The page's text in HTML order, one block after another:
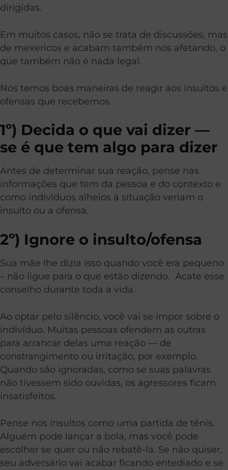
dirigidas.
Em muitos casos, não se trata de discussões, mas
de mexericos e acabam também nos afetando, o
que também não é nada legal.
Nós temos boas maneiras de reagir aos insultos e
ofensas que recebemos.
1º) Decida o que vai dizer —
se é que tem algo para dizer
Antes de determinar sua reação, pense nas
informações que tem da pessoa e do contexto e
como indivíduos alheios à situação veriam o
insulto ou a ofensa.
2º) Ignore o insulto/ofensa
Sua mãe lhe dizia isso quando você era pequeno
– não ligue para o que estão dizendo. Acate esse
conselho durante toda a vida.
Ao optar pelo silêncio, você vai se impor sobre o
indivíduo. Muitas pessoas ofendem as outras
para arrancar delas uma reação — de
constrangimento ou irritação, por exemplo.
Quando são ignoradas, como se suas palavras
não tivessem sido ouvidas, os agressores ficam
insatisfeitos.
Pense nos insultos como uma partida de tênis.
Alguém pode lançar a bola, mas você pode
escolher se quer ou não rebatê-la. Se não quiser,
seu adversário vai acabar ficando entediado e se